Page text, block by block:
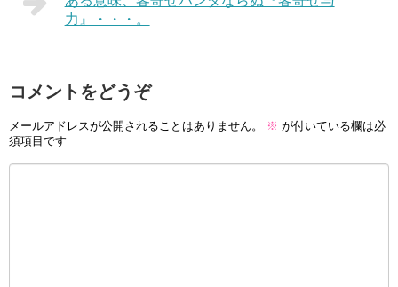
力』・・・。
コメントをどうぞ
メールアドレスが公開されることはありません。 ※ が付いている欄は必
須項目です